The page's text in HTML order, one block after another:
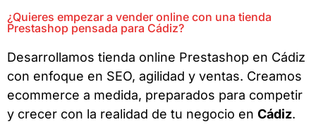
¿Quieres empezar a vender online con una tienda
Prestashop pensada para Cádiz?
Desarrollamos tienda online Prestashop en Cádiz
con enfoque en SEO, agilidad y ventas. Creamos
ecommerce a medida, preparados para competir
y crecer con la realidad de tu negocio en Cádiz.